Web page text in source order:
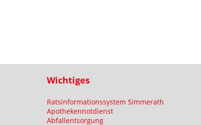
Wichtiges
Ratsinformationssystem Simmerath
Apothekennotdienst
Abfallentsorgung